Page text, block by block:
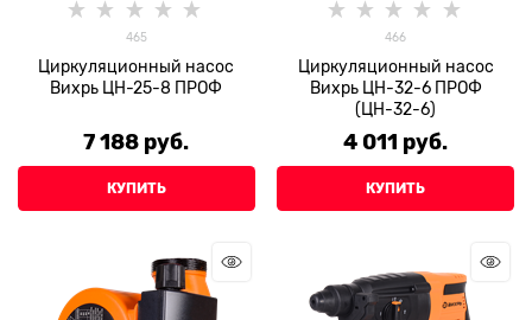
465
Циркуляционный насос
Вихрь ЦН-25-8 ПРОФ
7 188 руб.
КУПИТЬ
466
Циркуляционный насос
Вихрь ЦН-32-6 ПРОФ
(ЦН-32-6)
4 011 руб.
КУПИТЬ